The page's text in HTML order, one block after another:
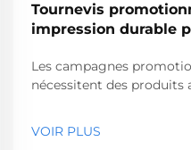
Tournevis
impression durable
Les campagnes
nécessitent des
outils pratiques agissent
VOIR PLUS